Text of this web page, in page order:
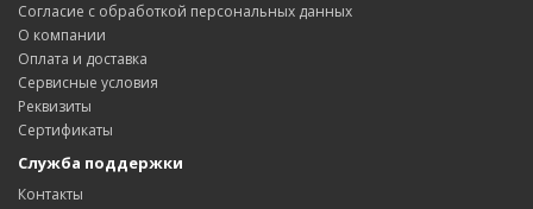
Согласие с обработкой персональных данных
О компании
Оплата и доставка
Сервисные условия
Реквизиты
Сертификаты
Служба поддержки
Контакты